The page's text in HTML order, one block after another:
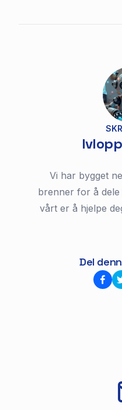
Vi har bygget
brenner for å
vårt er å hjelpe
Del